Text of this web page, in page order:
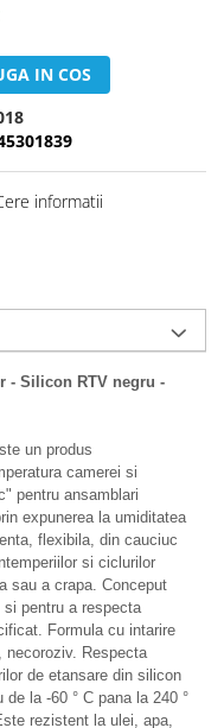
IN COS
informatii
- Silicon RTV negru -
un produs
camerei si
pentru ansamblari
expunerea la umiditatea
flexibila, din cauciuc
si ciclurilor
sau a crapa. Conceput
pentru a respecta
Formula cu intarire
necoroziv. Respecta
de etansare din silicon
la -60 ° C pana la 240 °
rezistent la ulei, apa,